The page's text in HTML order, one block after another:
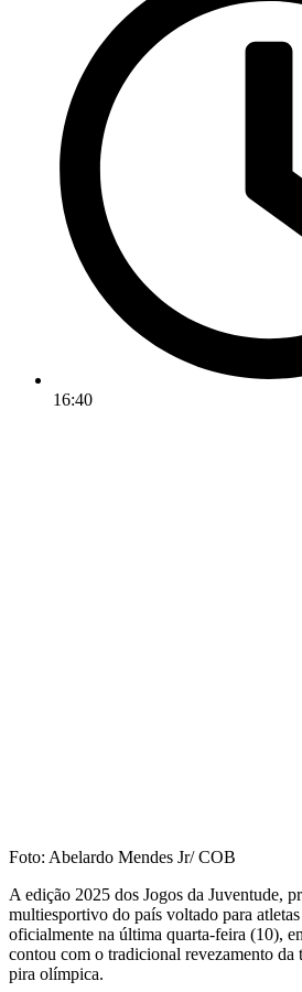
16:40
Foto: Abelardo Mendes Jr/ COB
A edição 2025 dos Jogos da Juventude,
multiesportivo do país voltado para
oficialmente na última quarta-feira (10),
contou com o tradicional revezamento da
pira olímpica.